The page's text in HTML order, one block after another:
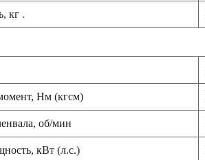
кг .
Нм (кгсм)
об/мин
кВт (л.с.)